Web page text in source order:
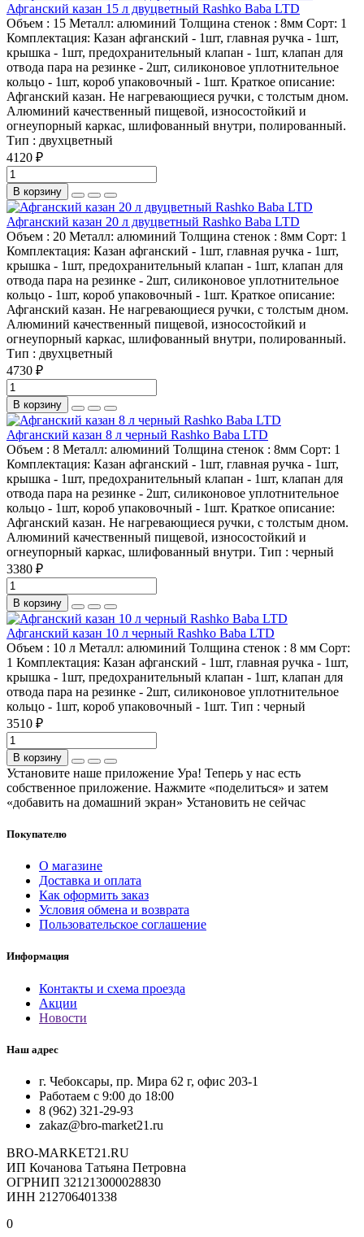
Афганский казан 15 л двуцветный Rashko Baba LTD
Объем : 15 Металл: алюминий Толщина стенок : 8мм Сорт: 1
Комплектация: Казан афганский - 1шт, главная ручка - 1шт,
крышка - 1шт, предохранительный клапан - 1шт, клапан для
отвода пара на резинке - 2шт, силиконовое уплотнительное
кольцо - 1шт, короб упаковочный - 1шт. Краткое описание:
Афганский казан. Не нагревающиеся ручки, с толстым дном.
Алюминий качественный пищевой, износостойкий и
огнеупорный каркас, шлифованный внутри, полированный.
Тип : двухцветный
4120 ₽
В корзину
Афганский казан 20 л двуцветный Rashko Baba LTD
Объем : 20 Металл: алюминий Толщина стенок : 8мм Сорт: 1
Комплектация: Казан афганский - 1шт, главная ручка - 1шт,
крышка - 1шт, предохранительный клапан - 1шт, клапан для
отвода пара на резинке - 2шт, силиконовое уплотнительное
кольцо - 1шт, короб упаковочный - 1шт. Краткое описание:
Афганский казан. Не нагревающиеся ручки, с толстым дном.
Алюминий качественный пищевой, износостойкий и
огнеупорный каркас, шлифованный внутри, полированный.
Тип : двухцветный
4730 ₽
В корзину
Афганский казан 8 л черный Rashko Baba LTD
Объем : 8 Металл: алюминий Толщина стенок : 8мм Сорт: 1
Комплектация: Казан афганский - 1шт, главная ручка - 1шт,
крышка - 1шт, предохранительный клапан - 1шт, клапан для
отвода пара на резинке - 2шт, силиконовое уплотнительное
кольцо - 1шт, короб упаковочный - 1шт. Краткое описание:
Афганский казан. Не нагревающиеся ручки, с толстым дном.
Алюминий качественный пищевой, износостойкий и
огнеупорный каркас, шлифованный внутри. Тип : черный
3380 ₽
В корзину
Афганский казан 10 л черный Rashko Baba LTD
Объем : 10 л Металл: алюминий Толщина стенок : 8 мм Сорт:
1 Комплектация: Казан афганский - 1шт, главная ручка - 1шт,
крышка - 1шт, предохранительный клапан - 1шт, клапан для
отвода пара на резинке - 2шт, силиконовое уплотнительное
кольцо - 1шт, короб упаковочный - 1шт. Тип : черный
3510 ₽
В корзину
Установите наше приложение Ура! Теперь у нас есть
собственное приложение. Нажмите «поделиться» и затем
«добавить на домашний экран» Установить не сейчас
Покупателю
О магазине
Доставка и оплата
Как оформить заказ
Условия обмена и возврата
Пользовательское соглашение
Информация
Контакты и схема проезда
Акции
Новости
Наш адрес
г. Чебоксары, пр. Мира 62 г, офис 203-1
Работаем с 9:00 до 18:00
8 (962) 321-29-93
zakaz@bro-market21.ru
BRO-MARKET21.RU
ИП Кочанова Татьяна Петровна
ОГРНИП 321213000028830
ИНН 212706401338
0